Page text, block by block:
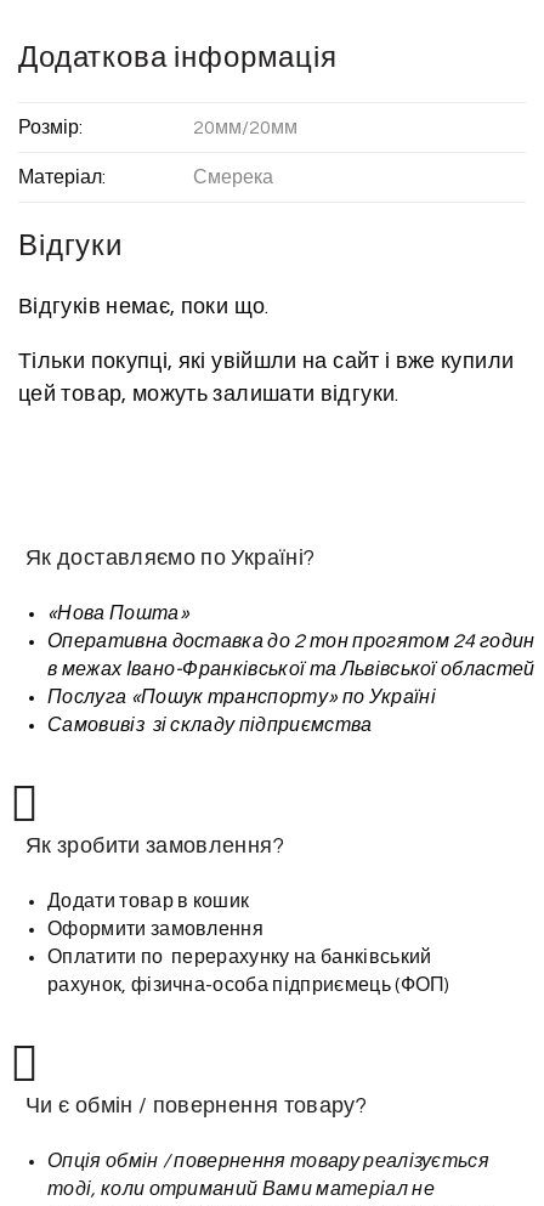
Додаткова інформація
Розмір: 20мм/20мм
Матеріал: Смерека
Відгуки
Відгуків немає, поки що.
Тільки покупці, які увійшли на сайт і вже купили
цей товар, можуть залишати відгуки.
Як доставляємо по Україні?
«Нова Пошта»
Оперативна доставка до 2 тон прогятом 24 годин
в межах Івано-Франківської та Львівської областей
Послуга «Пошук транспорту» по Україні
Самовивіз зі складу підприємства
Як зробити замовлення?
Додати товар в кошик
Оформити замовлення
Оплатити по перерахунку на банківський
рахунок, фізична-особа підприємець (ФОП)
Чи є обмін / повернення товару?
Опція обмін / повернення товару реалізується
тоді, коли отриманий Вами матеріал не